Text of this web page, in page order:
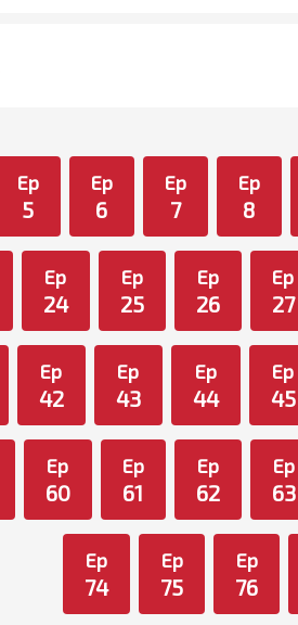
Ep
5
Ep
6
Ep
7
Ep
8
Ep
24
Ep
25
Ep
26
Ep
27
Ep
42
Ep
43
Ep
44
Ep
45
Ep
60
Ep
61
Ep
62
Ep
63
Ep
74
Ep
75
Ep
76